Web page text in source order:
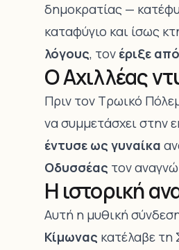
δημοκρατίας —
καταφύγιο και ίσως
λόγους, τον έριξε
Ο Αχιλλέας
Πριν τον Τρωικό
να συμμετάσχει στην
έντυσε ως γυναίκα
Οδυσσέας τον
Η ιστορική
Αυτή η μυθική
Κίμωνας κατέλαβε τη